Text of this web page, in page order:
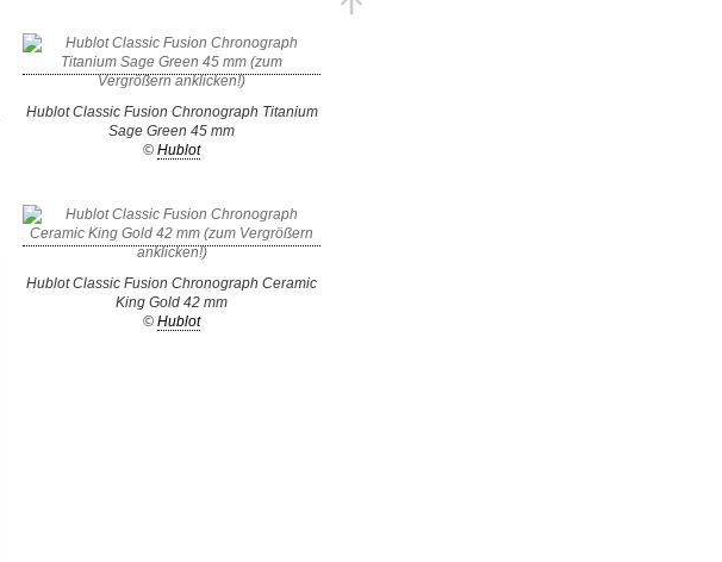
Hublot Classic Fusion Chronograph Titanium
Sage Green 45 mm
© Hublot
Hublot Classic Fusion Chronograph Ceramic
King Gold 42 mm
© Hublot